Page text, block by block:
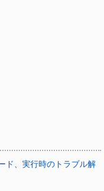
ド、実行時のトラブル解